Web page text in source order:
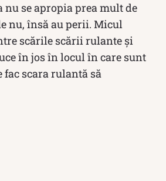
se apropia prea mult de
nu, însă au perii. Micul
scările scării rulante și
în jos în locul în care sunt
fac scara rulantă să